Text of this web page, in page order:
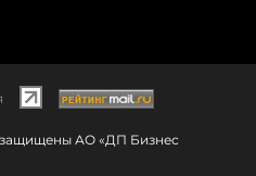
защищены АО «ДП Бизнес